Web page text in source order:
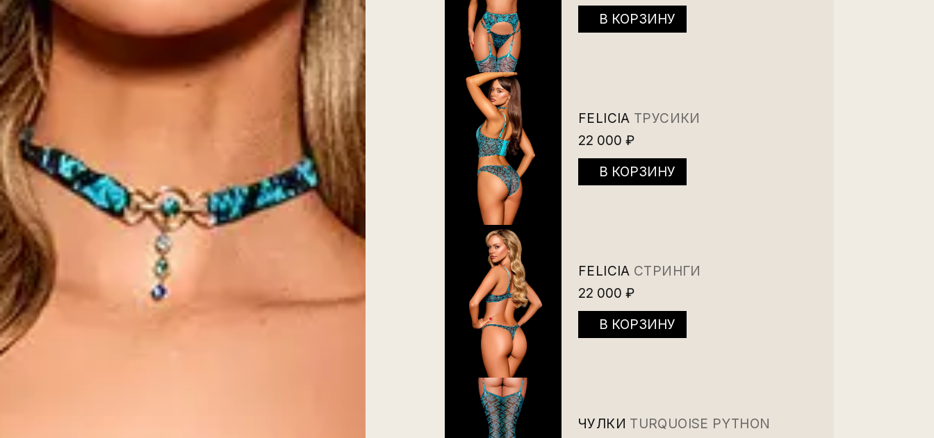
В КОРЗИНУ
FELICIA ТРУСИКИ
22 000 ₽
В КОРЗИНУ
FELICIA СТРИНГИ
22 000 ₽
В КОРЗИНУ
ЧУЛКИ TURQUOISE PYTHON